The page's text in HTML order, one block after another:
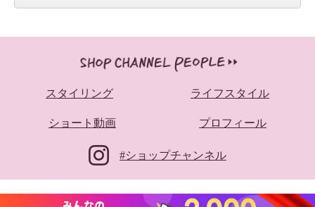
スタイリング ライフスタイル
ショート動画 プロフィール
#ショップチャンネル